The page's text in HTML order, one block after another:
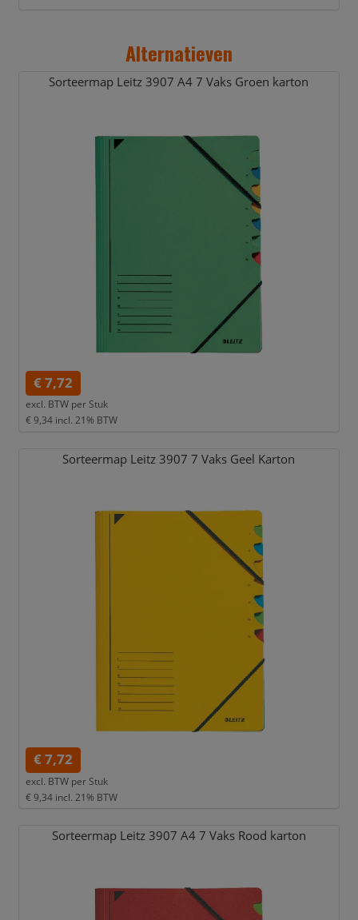
Alternatieven
Sorteermap Leitz 3907 A4 7 Vaks Groen karton
€ 7,72
excl. BTW per Stuk
€ 9,34 incl. 21% BTW
Sorteermap Leitz 3907 7 Vaks Geel Karton
€ 7,72
excl. BTW per Stuk
€ 9,34 incl. 21% BTW
Sorteermap Leitz 3907 A4 7 Vaks Rood karton